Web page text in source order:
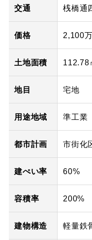
交通 桟橋通
価格 2,100
土地面積 112.78
地目 宅地
用途地域 準工業
都市計画 市街化
建ぺい率 60%
容積率 200%
建物構造 軽量鉄